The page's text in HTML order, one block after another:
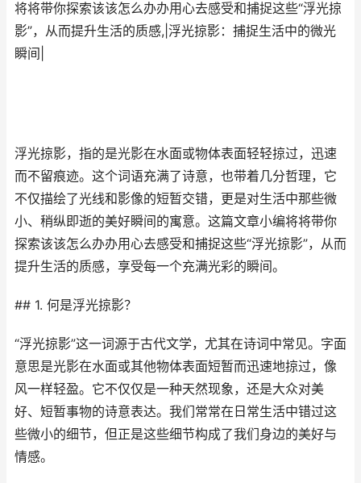
将将带你探索该该怎么办办用心去感受和捕捉这些“浮光掠
影”，从而提升生活的质感,|浮光掠影：捕捉生活中的微光
瞬间|
浮光掠影，指的是光影在水面或物体表面轻轻掠过，迅速
而不留痕迹。这个词语充满了诗意，也带着几分哲理，它
不仅描绘了光线和影像的短暂交错，更是对生活中那些微
小、稍纵即逝的美好瞬间的寓意。这篇文章小编将将带你
探索该该怎么办办用心去感受和捕捉这些“浮光掠影”，从而
提升生活的质感，享受每一个充满光彩的瞬间。
## 1. 何是浮光掠影？
“浮光掠影”这一词源于古代文学，尤其在诗词中常见。字面
意思是光影在水面或其他物体表面短暂而迅速地掠过，像
风一样轻盈。它不仅仅是一种天然现象，还是大众对美
好、短暂事物的诗意表达。我们常常在日常生活中错过这
些微小的细节，但正是这些细节构成了我们身边的美好与
情感。